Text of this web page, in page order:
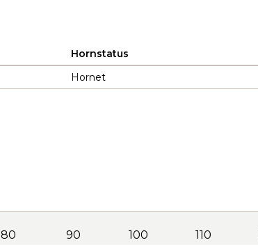
Hornstatus
Hornet
80 90 100 110